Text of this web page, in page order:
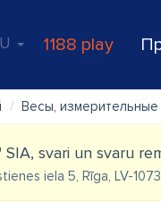
1188 play
Весы,
SIA, svari un svaru
iela 5, Rīga, LV-1073